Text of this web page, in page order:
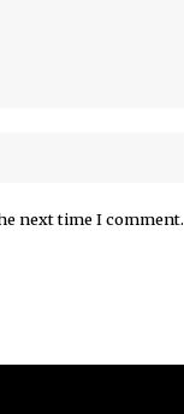
next time I comment.